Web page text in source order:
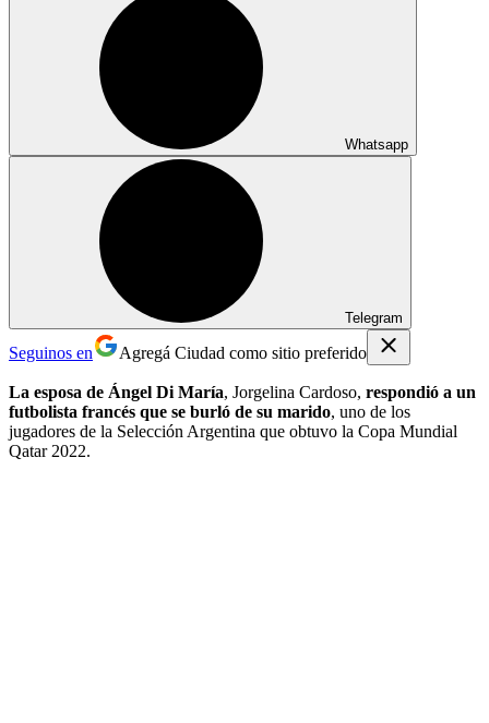
Whatsapp
Telegram
Seguinos en Agregá Ciudad como sitio preferido
La esposa de Ángel Di María, Jorgelina Cardoso, respondió a un
futbolista francés que se burló de su marido, uno de los
jugadores de la Selección Argentina que obtuvo la Copa Mundial
Qatar 2022.